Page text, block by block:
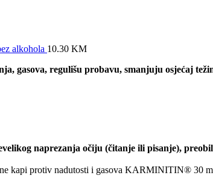
alkohola 10.30 KM
gasova, regulišu probavu, smanjuju osjećaj
naprezanja očiju (čitanje ili pisanje),
kapi protiv nadutosti i gasova KARMINITIN® 30